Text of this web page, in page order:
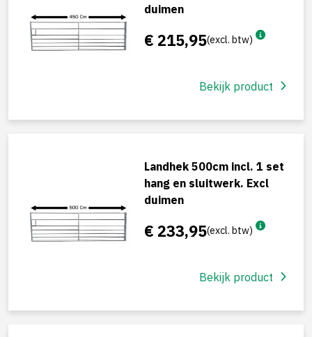
duimen
€ 215,95(excl. btw)
Bekijk product
Landhek 500cm incl. 1 set
hang en sluitwerk. Excl
duimen
€ 233,95(excl. btw)
Bekijk product